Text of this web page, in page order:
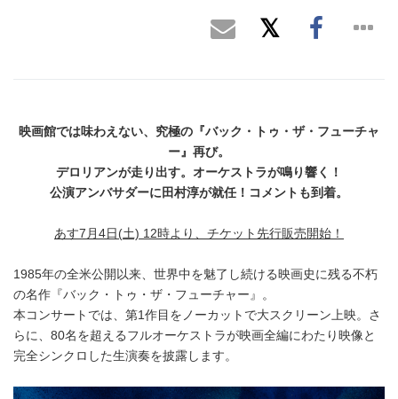
映画館では味わえない、究極の『バック・トゥ・ザ・フューチャ
ー』再び。
デロリアンが走り出す。オーケストラが鳴り響く！
公演アンバサダーに田村淳が就任！コメントも到着。
あす7月4日(土) 12時より、チケット先行販売開始！
1985年の全米公開以来、世界中を魅了し続ける映画史に残る不朽
の名作『バック・トゥ・ザ・フューチャー』。
本コンサートでは、第1作目をノーカットで大スクリーン上映。さ
らに、80名を超えるフルオーケストラが映画全編にわたり映像と
完全シンクロした生演奏を披露します。